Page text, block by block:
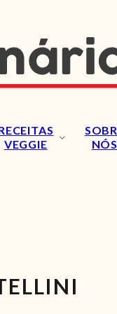
VEGGIE
NÓS